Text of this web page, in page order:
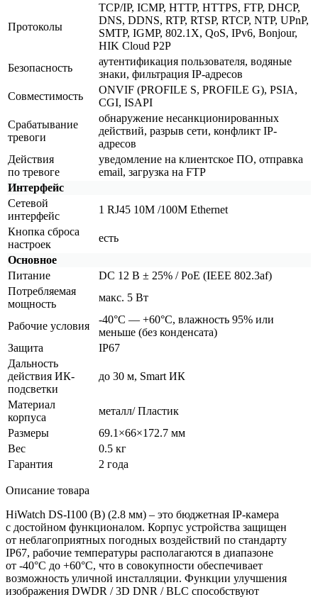
Протоколы
TCP/IP, ICMP, HTTP, HTTPS, FTP, DHCP,
DNS, DDNS, RTP, RTSP, RTCP, NTP, UPnP,
SMTP, IGMP, 802.1X, QoS, IPv6, Bonjour,
HIK Cloud P2P
Безопасность
аутентификация пользователя, водяные
знаки, фильтрация IP-адресов
Совместимость
ONVIF (PROFILE S, PROFILE G), PSIA,
CGI, ISAPI
Срабатывание
тревоги
обнаружение несанкционированных
действий, разрыв сети, конфликт IP-
адресов
Действия
по тревоге
уведомление на клиентское ПО, отправка
email, загрузка на FTP
Интерфейс
Сетевой
интерфейс
1 RJ45 10M /100M Ethernet
Кнопка сброса
настроек
есть
Основное
Питание
DC 12 В ± 25% / PoE (IEEE 802.3af)
Потребляемая
мощность
макс. 5 Вт
Рабочие условия
-40°С — +60°С, влажность 95% или
меньше (без конденсата)
Защита
IP67
Дальность
действия ИК-
подсветки
до 30 м, Smart ИК
Материал
корпуса
металл/ Пластик
Размеры
69.1×66×172.7 мм
Вес
0.5 кг
Гарантия
2 года
Описание товара
HiWatch DS-I100 (B) (2.8 мм) – это бюджетная IP-камера
с достойном функционалом. Корпус устройства защищен
от неблагоприятных погодных воздействий по стандарту
IP67, рабочие температуры располагаются в диапазоне
от -40°C до +60°C, что в совокупности обеспечивает
возможность уличной инсталляции. Функции улучшения
изображения DWDR / 3D DNR / BLC способствуют